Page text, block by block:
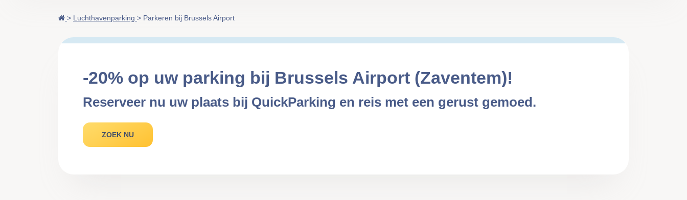
> Luchthavenparking > Parkeren bij Brussels Airport
-20% op uw parking bij Brussels Airport (Zaventem)!
Reserveer nu uw plaats bij QuickParking en reis met een gerust gemoed.
ZOEK NU